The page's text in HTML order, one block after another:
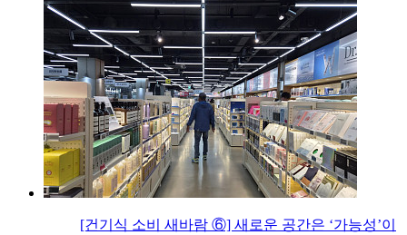
[건기식 소비 새바람 ⑥] 새로운 공간은 ‘가능성’이